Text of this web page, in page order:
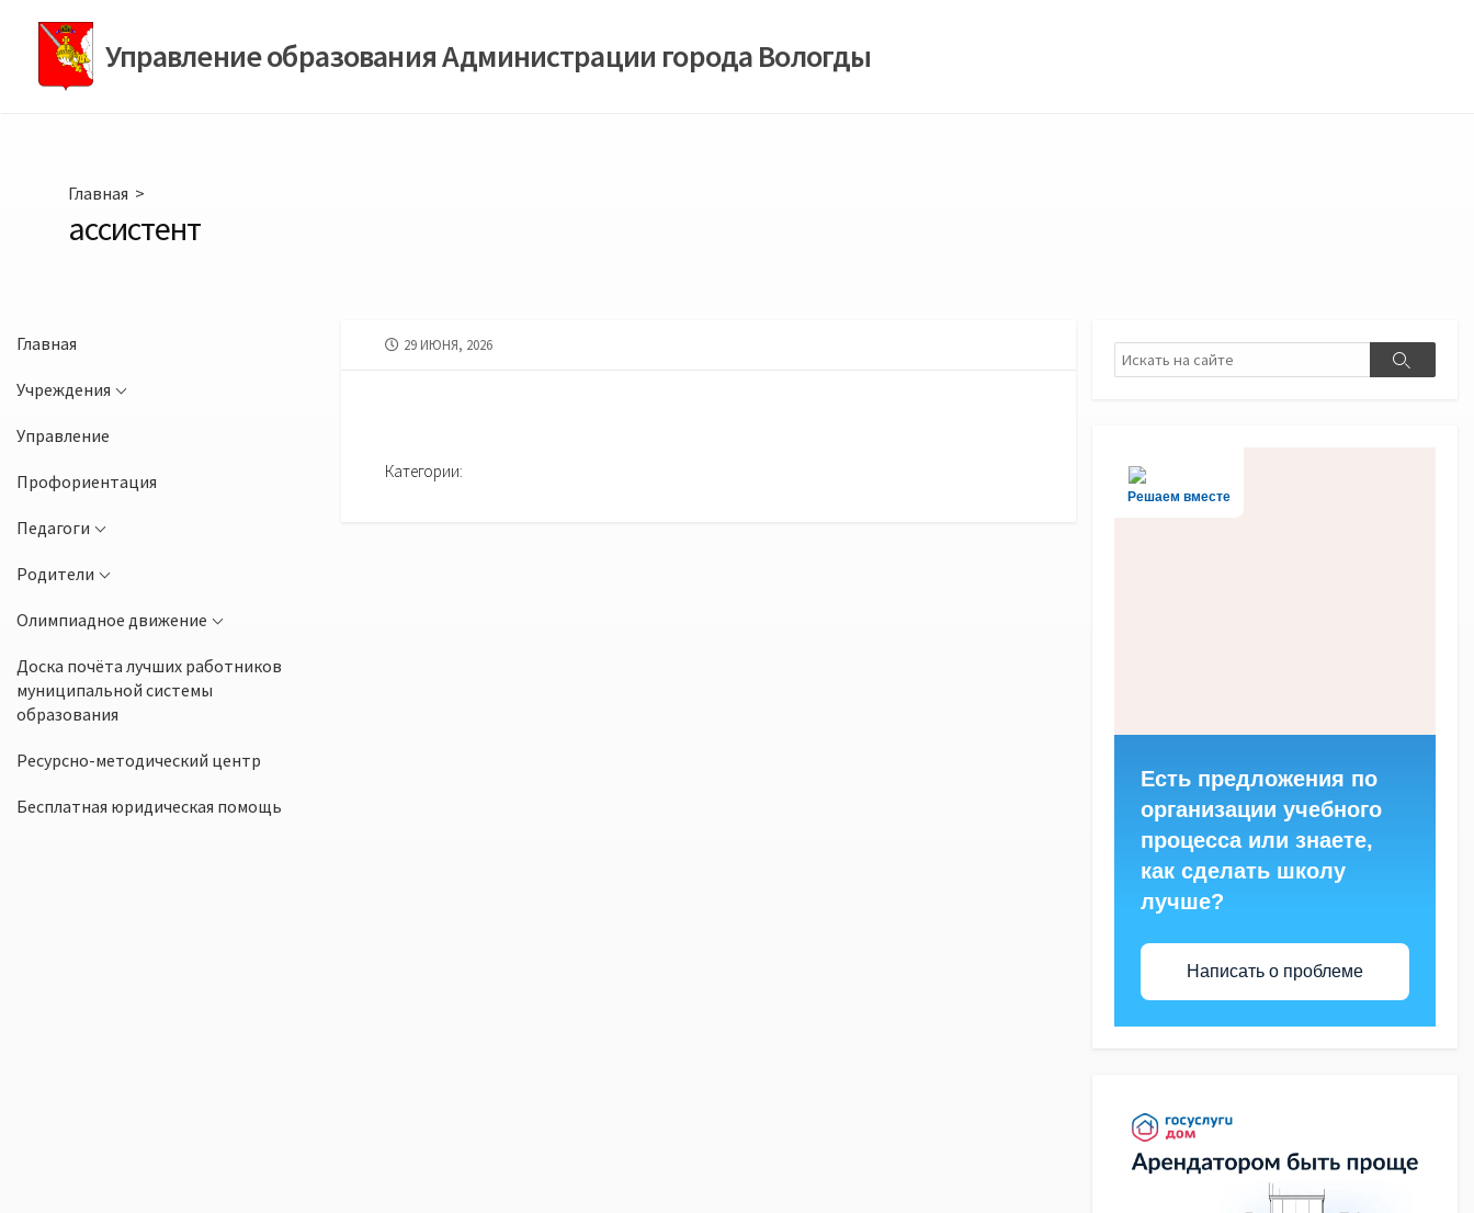
содержимомуУправление образования Администрации города Вологды
Главная >
ассистент
Главная
Учреждения
Управление
Профориентация
Педагоги
Родители
Олимпиадное движение
Доска почёта лучших работников
муниципальной системы
образования
Ресурсно-методический центр
Бесплатная юридическая помощь
ДАТА
29 ИЮНЯ, 2026
Категории:
Поиск
Поиск
Решаем вместе
Есть предложения по
организации учебного
процесса или знаете,
как сделать школу
лучше?
Написать о проблеме